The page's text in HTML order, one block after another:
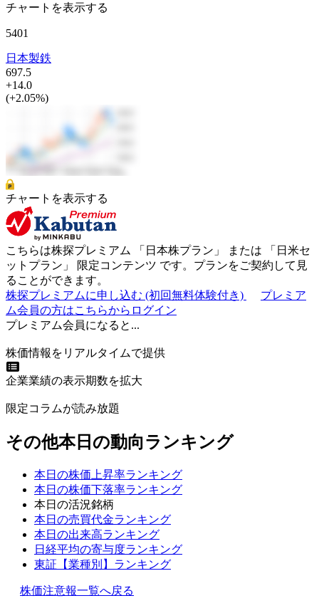
チャートを表示する
5401
日本製鉄
697.5
+14.0
(+2.05%)
チャートを表示する
こちらは株探プレミアム 「 日本株プラン 」 または 「 日米セ
ットプラン 」 限定コンテンツ です。プランをご契約して見
ることができます。
株探プレミアムに申し込む (初回無料体験付き)
プレミア
ム会員の方はこちらからログイン
プレミアム会員になると...
株価情報をリアルタイムで提供
企業業績の表示期数を拡大
限定コラムが読み放題
その他本日の動向ランキング
本日の株価上昇率ランキング
本日の株価下落率ランキング
本日の活況銘柄
本日の売買代金ランキング
本日の出来高ランキング
日経平均の寄与度ランキング
東証【業種別】ランキング
株価注意報一覧へ戻る